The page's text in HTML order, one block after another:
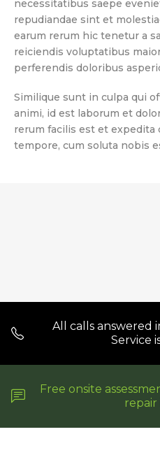
necessitatibus saepe
repudiandae sint et
earum rerum hic tenetur a
reiciendis voluptatibus
perferendis doloribus
Similique sunt in culpa qui
animi, id est laborum et
rerum facilis est et expedita
tempore, cum soluta nobis
All calls answered
Service
Free onsite
repair